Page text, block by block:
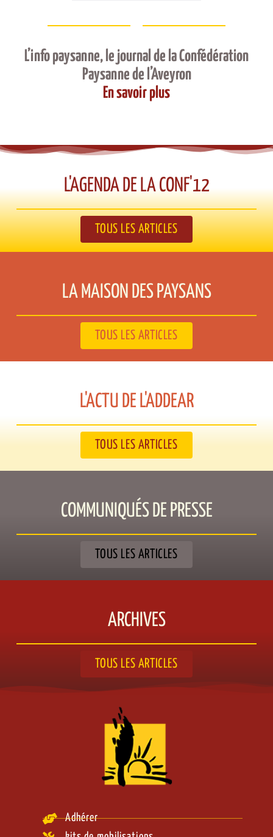
L’info paysanne, le journal de la Confédération
Paysanne de l’Aveyron
En savoir plus
L'AGENDA DE LA CONF'12​
TOUS LES ARTICLES
LA MAISON DES PAYSANS​
TOUS LES ARTICLES
L'ACTU DE L'ADDEAR​
TOUS LES ARTICLES
COMMUNIQUÉS DE PRESSE​
TOUS LES ARTICLES
ARCHIVES
TOUS LES ARTICLES
Adhérer